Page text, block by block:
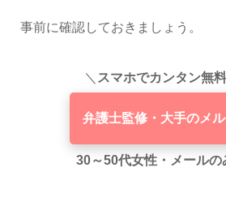
事前に確認しておきましょう。
＼ スマホでカンタン無
弁護士監修・大手のメ
30～50代女性・メールの